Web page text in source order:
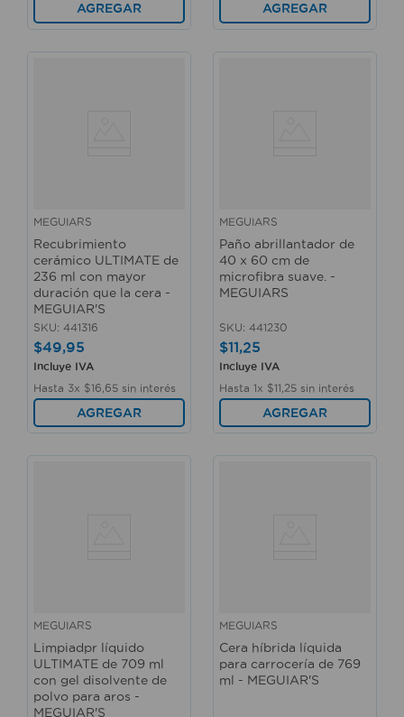
AGREGAR AGREGAR
MEGUIARS
Recubrimiento
cerámico ULTIMATE de
236 ml con mayor
duración que la cera -
MEGUIAR'S
SKU: 441316
$49,95
Incluye IVA
Hasta 3x $16 65 sin interés
AGREGAR
MEGUIARS
Paño abrillantador de
40 x 60 cm de
microfibra suave. -
MEGUIARS
SKU: 441230
$11,25
Incluye IVA
Hasta 1x $11 25 sin interés
AGREGAR
MEGUIARS
Limpiadpr líquido
ULTIMATE de 709 ml
con gel disolvente de
polvo para aros -
MEGUIAR'S
MEGUIARS
Cera híbrida líquida
para carrocería de 769
ml - MEGUIAR'S